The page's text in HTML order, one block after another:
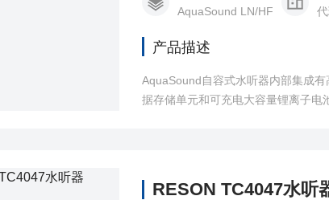
AquaSound LN/HF
产品描述
AquaSound自容式水听器内部集成
据存储单元和可充电大容量锂离子电
RESON TC4047水听